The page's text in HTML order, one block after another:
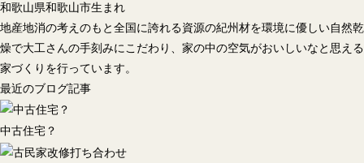
和歌山県和歌山市生まれ
地産地消の考えのもと全国に誇れる資源の紀州材を環境に優しい自然乾
燥で大工さんの手刻みにこだわり、家の中の空気がおいしいなと思える
家づくりを行っています。
最近のブログ記事
中古住宅？